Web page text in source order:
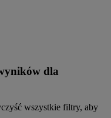
dla
wszystkie filtry, aby